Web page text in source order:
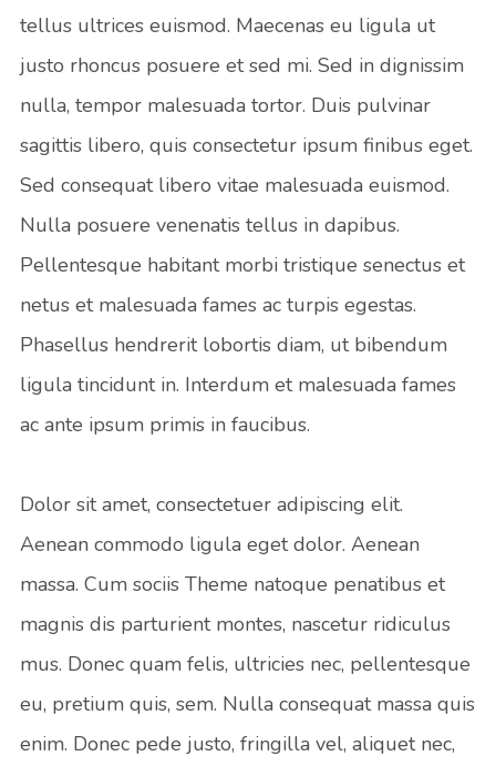
tellus ultrices euismod. Maecenas eu ligula ut
justo rhoncus posuere et sed mi. Sed in dignissim
nulla, tempor malesuada tortor. Duis pulvinar
sagittis libero, quis consectetur ipsum finibus eget.
Sed consequat libero vitae malesuada euismod.
Nulla posuere venenatis tellus in dapibus.
Pellentesque habitant morbi tristique senectus et
netus et malesuada fames ac turpis egestas.
Phasellus hendrerit lobortis diam, ut bibendum
ligula tincidunt in. Interdum et malesuada fames
ac ante ipsum primis in faucibus.
Dolor sit amet, consectetuer adipiscing elit.
Aenean commodo ligula eget dolor. Aenean
massa. Cum sociis Theme natoque penatibus et
magnis dis parturient montes, nascetur ridiculus
mus. Donec quam felis, ultricies nec, pellentesque
eu, pretium quis, sem. Nulla consequat massa quis
enim. Donec pede justo, fringilla vel, aliquet nec,